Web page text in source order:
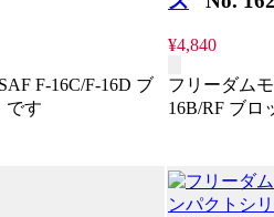
F-16C/F-16D ブ
です
¥4,840
フリーダム
16B/RF ブロ